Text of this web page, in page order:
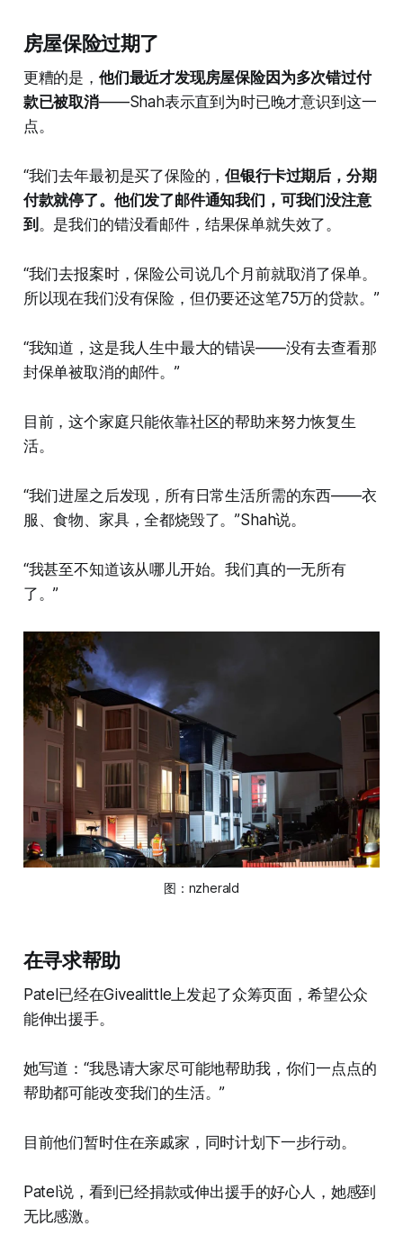
房屋保险过期了
更糟的是， 他们最近才发现房屋保险因为多次错过付
款已被取消——Shah表示直到为时已晚才意识到这一
点。
“我们去年最初是买了保险的，但银行卡过期后，分期
付款就停了。他们发了邮件通知我们，可我们没注意
到 。是我们的错没看邮件，结果保单就失效了。
“我们去报案时，保险公司说几个月前就取消了保单。
所以现在我们没有保险，但仍要还这笔75万的贷款。”
“我知道，这是我人生中最大的错误——没有去查看那
封保单被取消的邮件。”
目前，这个家庭只能依靠社区的帮助来努力恢复生
活。
“我们进屋之后发现，所有日常生活所需的东西——衣
服、食物、家具，全都烧毁了。”Shah说。
“我甚至不知道该从哪儿开始。我们真的一无所有
了。”
图： nzherald
在寻求帮助
Patel已经在Givealittle上发起了众筹页面，希望公众
能伸出援手。
她写道：“我恳请大家尽可能地帮助我，你们一点点的
帮助都可能改变我们的生活。”
目前他们暂时住在亲戚家，同时计划下一步行动。
Patel说，看到已经捐款或伸出援手的好心人，她感到
无比感激。